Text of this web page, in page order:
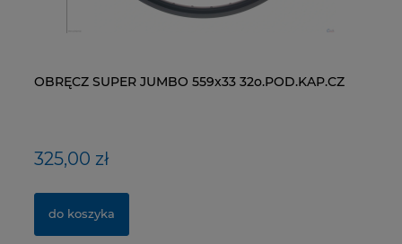
OBRĘCZ SUPER JUMBO 559x33 32o.POD.KAP.CZ
325,00 zł
do koszyka
ŁAŃCUCH KMC X9-93- 116 ogniw / 9- rzędowy +
40,00 zł
do koszyka